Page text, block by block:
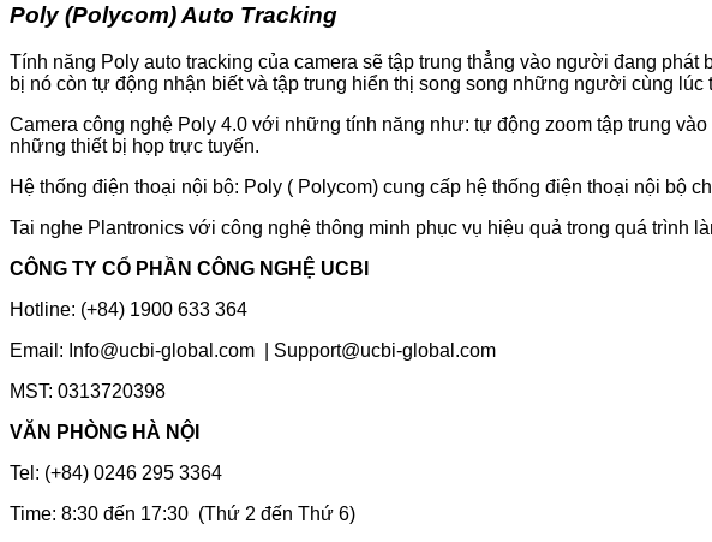
Poly (Polycom) Auto Tracking
Tính năng Poly auto tracking của camera sẽ tập trung thẳng vào người đang
bị nó còn tự động nhận biết và tập trung hiển thị song song những người cùng lúc
Camera công nghệ Poly 4.0 với những tính năng như: tự động zoom tập trung
những thiết bị họp trực tuyến.
Hệ thống điện thoại nội bộ: Poly ( Polycom) cung cấp hệ thống điện thoại nội bộ
Tai nghe Plantronics với công nghệ thông minh phục vụ hiệu quả trong quá trình
CÔNG TY CỔ PHẦN CÔNG NGHỆ UCBI
Hotline: (+84) 1900 633 364
Email: Info@ucbi-global.com | Support@ucbi-global.com
MST: 0313720398
VĂN PHÒNG HÀ NỘI
Tel: (+84) 0246 295 3364
Time: 8:30 đến 17:30 (Thứ 2 đến Thứ 6)